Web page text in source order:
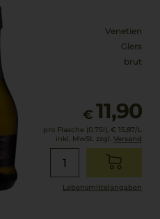
Venetien
Glera
brut
€ 11,90
pro Flasche (0.75l), € 15,87/L
inkl. MwSt. zzgl. Versand
Lebensmittel­angaben